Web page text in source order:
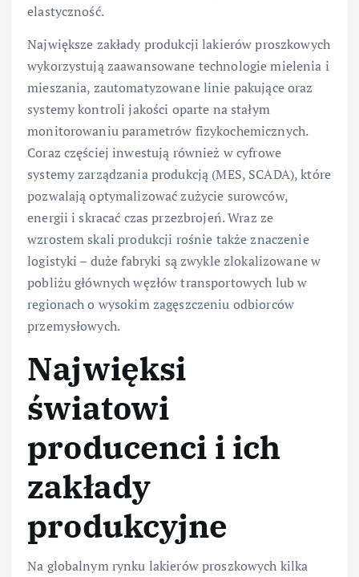
elastyczność.
Największe zakłady produkcji lakierów proszkowych
wykorzystują zaawansowane technologie mielenia i
mieszania, zautomatyzowane linie pakujące oraz
systemy kontroli jakości oparte na stałym
monitorowaniu parametrów fizykochemicznych.
Coraz częściej inwestują również w cyfrowe
systemy zarządzania produkcją (MES, SCADA), które
pozwalają optymalizować zużycie surowców,
energii i skracać czas przezbrojeń. Wraz ze
wzrostem skali produkcji rośnie także znaczenie
logistyki – duże fabryki są zwykle zlokalizowane w
pobliżu głównych węzłów transportowych lub w
regionach o wysokim zagęszczeniu odbiorców
przemysłowych.
Najwięksi
światowi
producenci i ich
zakłady
produkcyjne
Na globalnym rynku lakierów proszkowych kilka